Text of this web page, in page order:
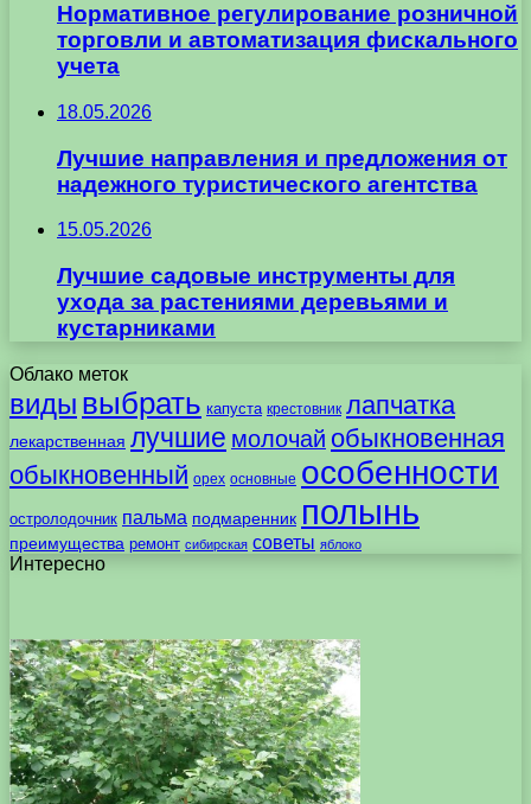
Нормативное регулирование розничной
торговли и автоматизация фискального
учета
18.05.2026
Лучшие направления и предложения от
надежного туристического агентства
15.05.2026
Лучшие садовые инструменты для
ухода за растениями деревьями и
кустарниками
Облако меток
виды выбрать капуста крестовник лапчатка
лекарственная лучшие молочай обыкновенная
обыкновенный орех основные особенности
остролодочник пальма подмаренник полынь
преимущества ремонт сибирская советы яблоко
Интересно